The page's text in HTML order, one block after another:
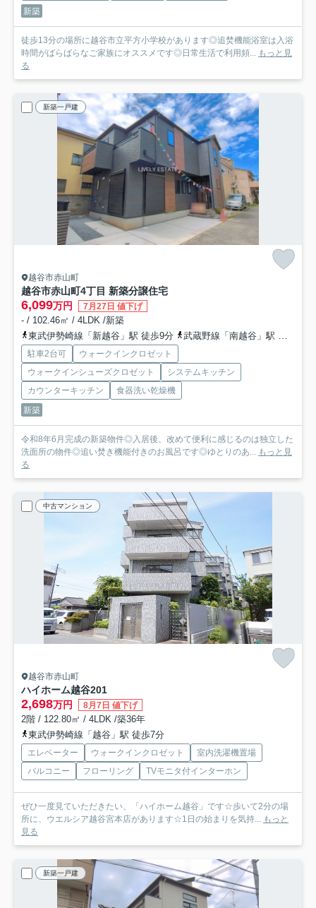
新築
徒歩13分の場所に越谷市立平方小学校があります◎追焚機能浴室は入浴
時間がばらばらなご家族にオススメです◎日常生活で利用頻... もっと見
る
新築一戸建
越谷市赤山町
越谷市赤山町4丁目 新築分譲住宅
6,099万円 7月27日 値下げ
- / 102.46㎡ / 4LDK /新築
東武伊勢崎線「新越谷」駅 徒歩9分
武蔵野線「南越谷」駅 徒歩10分
駐車2台可
ウォークインクロゼット
ウォークインシューズクロゼット
システムキッチン
カウンターキッチン
食器洗い乾燥機
新築
令和8年6月完成の新築物件◎入居後、改めて便利に感じるのは独立した
洗面所の物件◎追い焚き機能付きのお風呂です◎ゆとりのあ... もっと見
る
中古マンション
越谷市赤山町
ハイホーム越谷201
2,698万円 8月7日 値下げ
2階 / 122.80㎡ / 4LDK /築36年
東武伊勢崎線「越谷」駅 徒歩7分
エレベーター ウォークインクロゼット
室内洗濯機置場
バルコニー
フローリング TVモニタ付インターホン
ぜひ一度見ていただきたい、「ハイホーム越谷」です☆歩いて2分の場
所に、ウエルシア越谷宮本店があります☆1日の始まりを気持... もっと
見る
新築一戸建